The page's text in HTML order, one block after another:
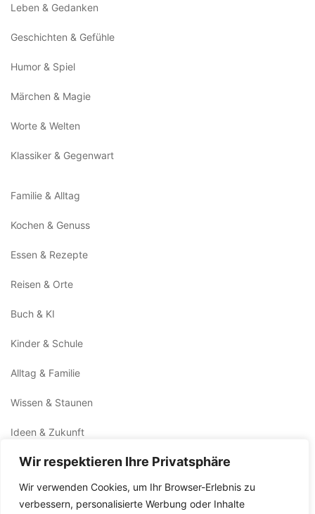
Wir respektieren Ihre Privatsphäre
Wir verwenden Cookies, um Ihr Browser-Erlebnis zu
verbessern, personalisierte Werbung oder Inhalte
Leben & Gedanken
Geschichten & Gefühle
Humor & Spiel
Märchen & Magie
Worte & Welten
Klassiker & Gegenwart
Familie & Alltag
Kochen & Genuss
Essen & Rezepte
Reisen & Orte
Buch & KI
Kinder & Schule
Alltag & Familie
Wissen & Staunen
Ideen & Zukunft
Kunst & Kultur
Sprache & Schreiben